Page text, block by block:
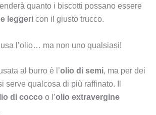
quanto i biscotti possano essere
leggeri con il giusto trucco.
usa l’olio… ma non uno qualsiasi!
al burro è l’olio di semi, ma per dei
serve qualcosa di più raffinato. Il
di cocco o l’olio extravergine